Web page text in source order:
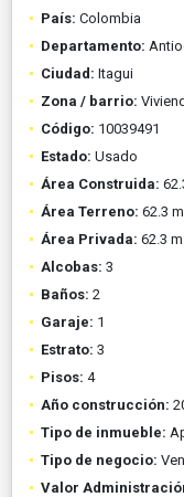
País: Colombia
Departamento:
Ciudad: Itagui
Zona / barrio:
Código: 10039491
Estado: Usado
Área Construida:
Área Terreno: 62.3
Área Privada: 62.3
Alcobas: 3
Baños: 2
Garaje: 1
Estrato: 3
Pisos: 4
Año construcción:
Tipo de inmueble:
Tipo de negocio:
Valor